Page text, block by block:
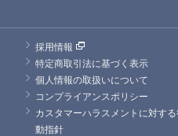
採用情報
特定商取引法に基づく表示
個人情報の取扱いについて
コンプライアンスポリシー
カスタマーハラスメントに対す
動指針